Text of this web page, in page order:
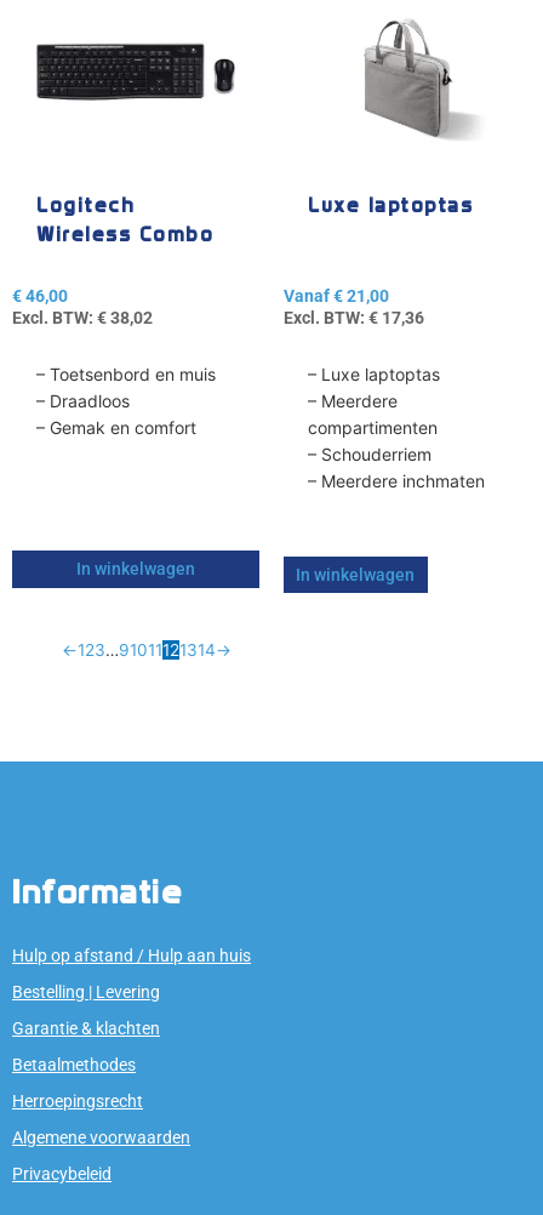
Logitech
Wireless Combo
€46,00
Excl. BTW: €38,02
– Toetsenbord en muis
– Draadloos
– Gemak en comfort
In winkelwagen
Luxe laptoptas
Vanaf€21,00
Excl. BTW: € 17,36
– Luxe laptoptas
– Meerdere
compartimenten
– Schouderriem
– Meerdere inchmaten
In winkelwagen
gekozen
worden
productpagina
←123…91011121314→
Informatie
Hulp op afstand / Hulp aan huis
Bestelling | Levering
Garantie & klachten
Betaalmethodes
Herroepingsrecht
Algemene voorwaarden
Privacybeleid